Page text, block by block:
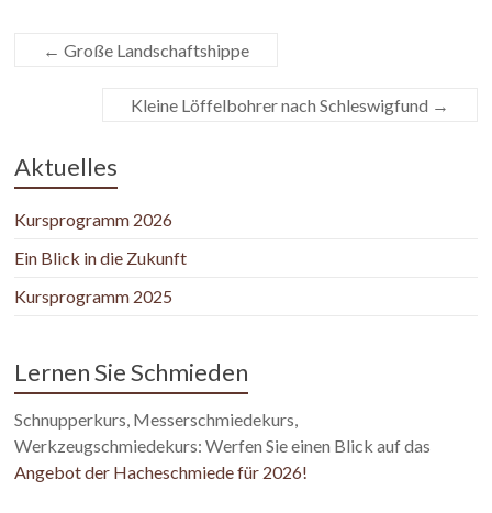
← Große Landschaftshippe
Kleine Löffelbohrer nach Schleswigfund →
Aktuelles
Kursprogramm 2026
Ein Blick in die Zukunft
Kursprogramm 2025
Lernen Sie Schmieden
Schnupperkurs, Messerschmiedekurs,
Werkzeugschmiedekurs: Werfen Sie einen Blick auf das
Angebot der Hacheschmiede für 2026!